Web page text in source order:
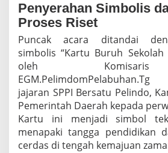
Penyerahan Simbolis
Proses Riset
Puncak acara ditandai
simbolis “Kartu Buruh
oleh
jajaran SPPI Bersatu Pelindo,
Pemerintah Daerah kepada
Kartu ini menjadi simbol
menapaki tangga pendidikan
cerdas di tengah kemajuan